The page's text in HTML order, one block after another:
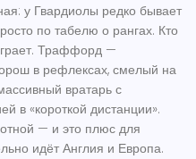
у Гвардиолы редко бывает
по табелю о рангах. Кто
Траффорд —
в рефлексах, смелый на
вратарь с
в «короткой дистанции».
— и это плюс для
идёт Англия и Европа.